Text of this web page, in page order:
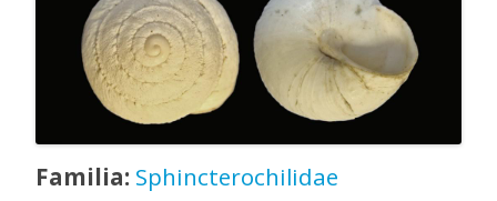
Familia: Sphincterochilidae